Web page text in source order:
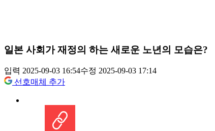
일본 사회가 재정의 하는 새로운 노년의 모습은?
입력 2025-09-03 16:54수정 2025-09-03 17:14
선호매체 추가